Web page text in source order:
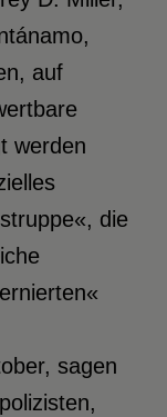
auf
werden
die
sagen